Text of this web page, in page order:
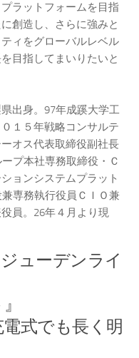
ラットフォームを目指
創造し、さらに強みと
ィをグローバルレベル
目指してまいりたいと
出身。97年成蹊大学工
１５年戦略コンサルテ
オス代表取締役副社長
プ本社専務取締役・Ｃ
ョンシステムプラット
専務執行役員ＣＩＯ兼
員。26年４月より現
ューデンライ
式でも長く明